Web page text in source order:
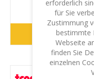
€9,20
erforderlich
für Sie
Zustimmung
bestimmte
Webseite
finden Sie
einzelnen